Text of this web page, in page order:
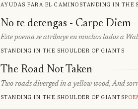
Ayudas para el camino Standing in the
No te detengas - Carpe Diem
Este poema se atribuye en muchos lados a
Standing in the shoulder of giants
The Road Not Taken
Two roads diverged in a yellow wood, And
Standing in the shoulder of giants